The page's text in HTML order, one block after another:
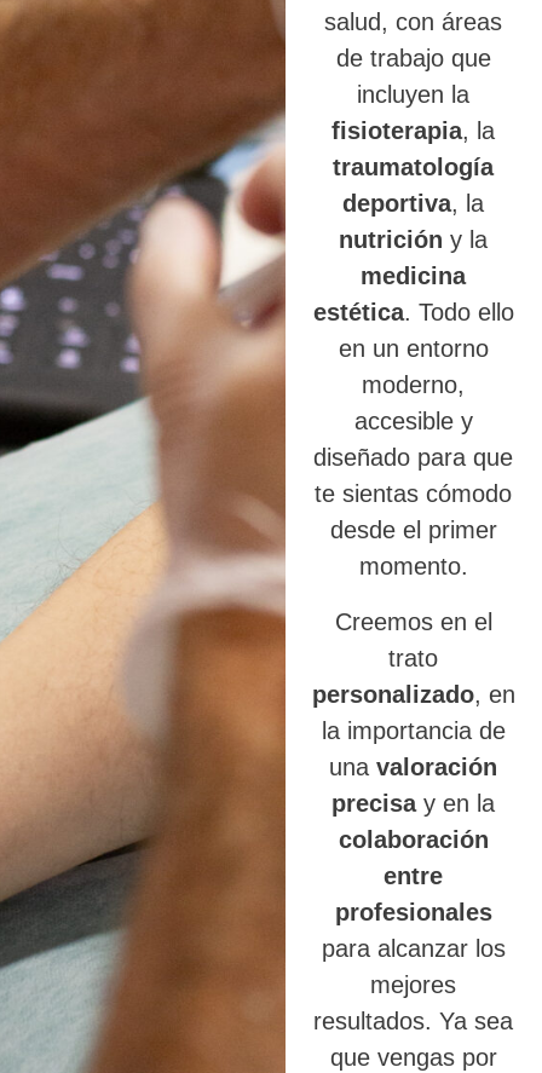
salud, con áreas
de trabajo que
incluyen la
fisioterapia, la
traumatología
deportiva, la
nutrición y la
medicina
estética. Todo ello
en un entorno
moderno,
accesible y
diseñado para que
te sientas cómodo
desde el primer
momento.
Creemos en el
trato
personalizado, en
la importancia de
unavaloración
precisay en la
colaboración
entre
profesionales
para alcanzar los
mejores
resultados. Ya sea
que vengas por